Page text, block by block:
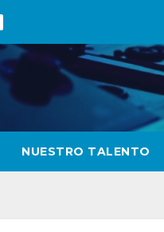
NUESTRO TALENTO